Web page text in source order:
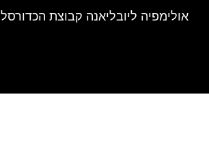
אולימפיה ליובליאנה קבוצת הכדורסל